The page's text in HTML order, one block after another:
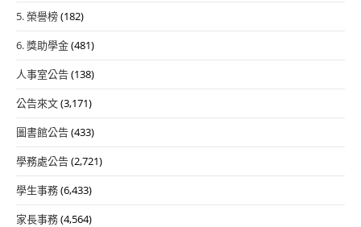
5. 榮譽榜(182)
6. 獎助學金(481)
人事室公告(138)
公告來文(3,171)
圖書館公告(433)
學務處公告(2,721)
學生事務(6,433)
家長事務(4,564)